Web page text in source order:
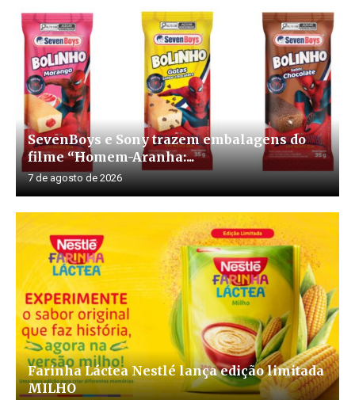
SevenBoys e Sony trazem embalagens do
filme “Homem-Aranha:...
7 de agosto de 2026
Farinha Láctea Nestlé lança edição limitada
MILHO